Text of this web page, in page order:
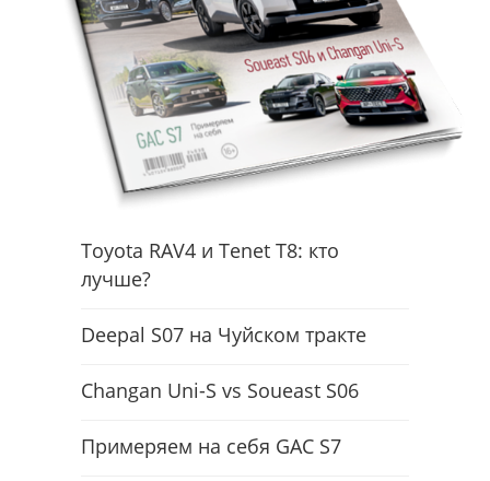
Toyota RAV4 и Tenet T8: кто
лучше?
Deepal S07 на Чуйском тракте
Changan Uni-S vs Soueast S06
Примеряем на себя GAC S7